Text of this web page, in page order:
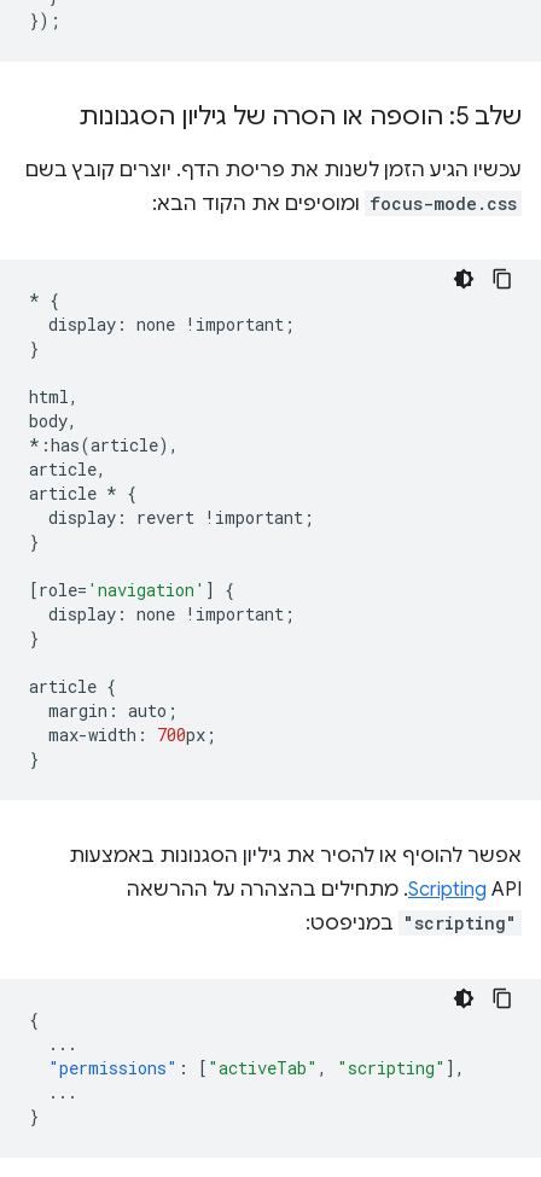
});
שלב 5: הוספה או הסרה של גיליון הסגנונות
עכשיו הגיע הזמן לשנות את פריסת הדף. יוצרים קובץ בשם
focus-mode.css ומוסיפים את הקוד הבא:
* {
display : none ! important ;
}
html,
body,
*:has(article),
article,
article * {
display : revert ! important ;
}
[role= 'navigation' ]
{
display : none ! important ;
}
article {
margin : auto ;
max-width : 700px ;
}
אפשר להוסיף או להסיר את גיליון הסגנונות באמצעות
Scripting API. מתחילים בהצהרה על ההרשאה
"scripting" במניפסט:
{
...
"permissions" : [ "activeTab" , "scripting" ],
...
}